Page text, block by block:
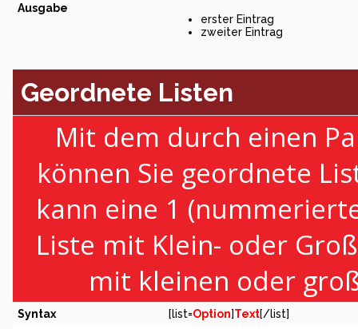
Ausgabe
erster Eintrag
zweiter Eintrag
Geordnete Listen
Mit dem durch einen
können Sie geordnete
kann eine 1
Liste mit Klein- oder
mit kleinen oder
Syntax [list=Option]Text[/list]